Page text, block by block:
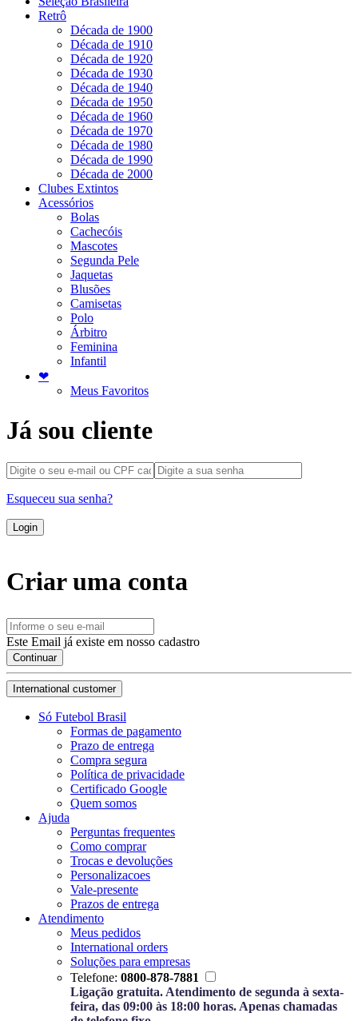
Retrô
Década de 1900
Década de 1910
Década de 1920
Década de 1930
Década de 1940
Década de 1950
Década de 1960
Década de 1970
Década de 1980
Década de 1990
Década de 2000
Clubes Extintos
Acessórios
Bolas
Cachecóis
Mascotes
Segunda Pele
Jaquetas
Blusões
Camisetas
Polo
Árbitro
Feminina
Infantil
❤
Meus Favoritos
Já sou cliente
Esqueceu sua senha?
Login
Criar uma conta
Este Email já existe em nosso cadastro
Continuar
International customer
Só Futebol Brasil
Formas de pagamento
Prazo de entrega
Compra segura
Política de privacidade
Certificado Google
Quem somos
Ajuda
Perguntas frequentes
Como comprar
Trocas e devoluções
Personalizacoes
Vale-presente
Prazos de entrega
Atendimento
Meus pedidos
International orders
Soluções para empresas
Telefone: 0800-878-7881
Ligação gratuita. Atendimento de segunda à sexta-
feira, das 09:00 às 18:00 horas. Apenas chamadas